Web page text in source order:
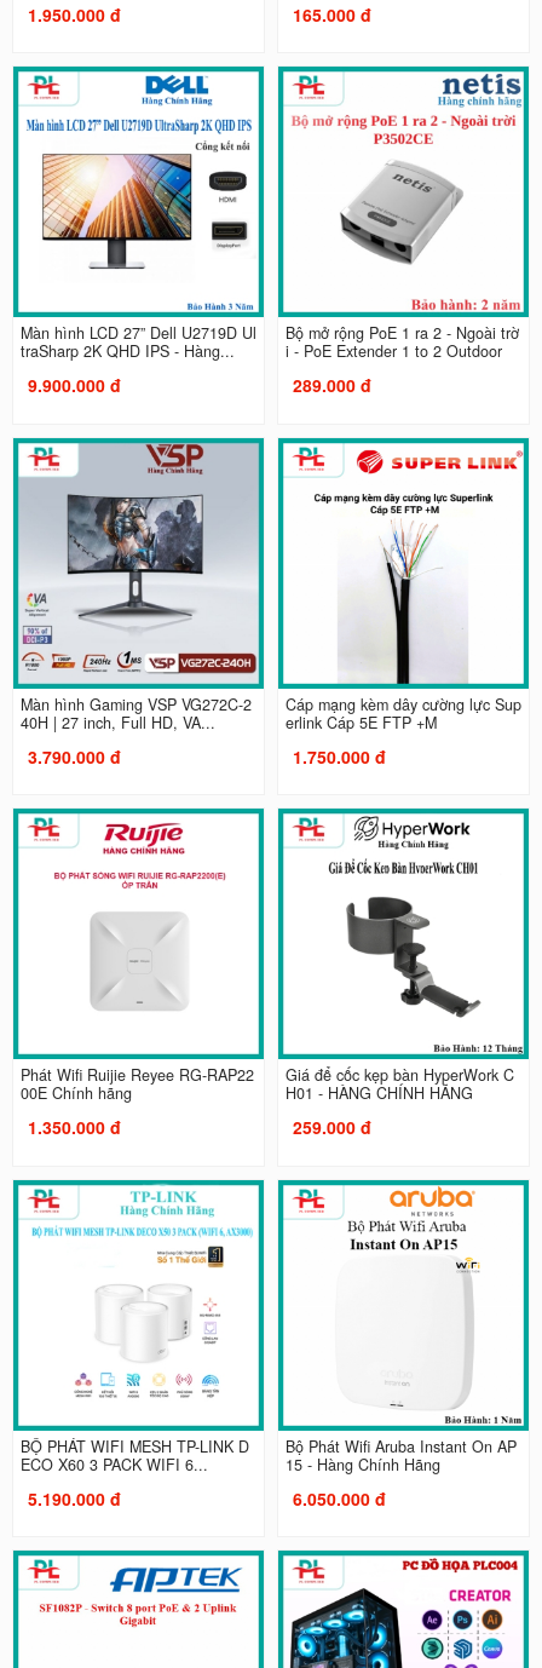
1.950.000 đ 165.000 đ
Màn hình LCD 27” Dell U2719D Ul
traSharp 2K QHD IPS - Hàng...
9.900.000 đ
Bộ mở rộng PoE 1 ra 2 - Ngoài trờ
i - PoE Extender 1 to 2 Outdoor
289.000 đ
Màn hình Gaming VSP VG272C-2
40H | 27 inch, Full HD, VA...
3.790.000 đ
Cáp mạng kèm dây cường lực Sup
erlink Cáp 5E FTP +M
1.750.000 đ
Phát Wifi Ruijie Reyee RG-RAP22
00E Chính hãng
1.350.000 đ
Giá để cốc kẹp bàn HyperWork C
H01 - HÀNG CHÍNH HÃNG
259.000 đ
BỘ PHÁT WIFI MESH TP-LINK D
ECO X60 3 PACK WIFI 6...
5.190.000 đ
Bộ Phát Wifi Aruba Instant On AP
15 - Hàng Chính Hãng
6.050.000 đ